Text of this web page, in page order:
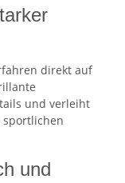
direkt auf
und verleiht
sportlichen
und